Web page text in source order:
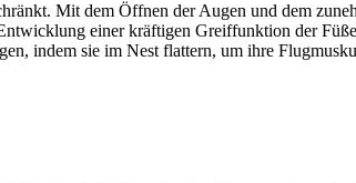
Mit dem Öffnen der Augen und dem
einer kräftigen Greiffunktion der
indem sie im Nest flattern, um ihre